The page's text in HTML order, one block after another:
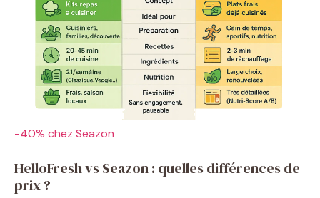
-40% chez Seazon
HelloFresh vs Seazon : quelles différences de
prix ?